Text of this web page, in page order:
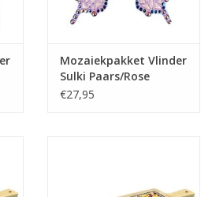
Mozaiekpakket Vlinder
Sulki Paars/Rose
€27,95